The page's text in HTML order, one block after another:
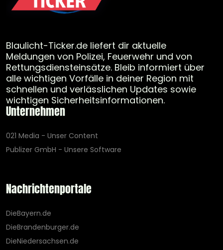
Blaulicht-Ticker.de liefert dir aktuelle
Meldungen von Polizei, Feuerwehr und von
Rettungsdiensteinsätze. Bleib informiert über
alle wichtigen Vorfälle in deiner Region mit
schnellen und verlässlichen Updates sowie
wichtigen Sicherheitsinformationen.
Unternehmen
021 Media - Unser Content
Publizer GmbH - Unsere Software
Nachrichtenportale
DieBayern.de
DieBrandenburger.de
DieNiedersachsen.de